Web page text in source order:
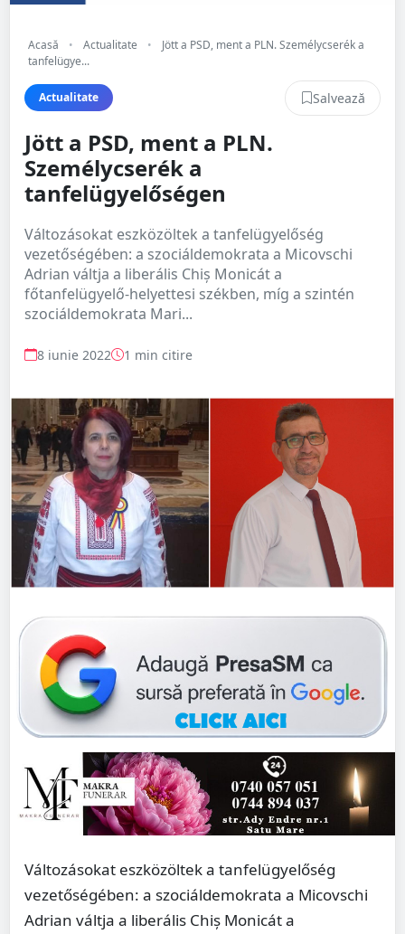
Acasă • Actualitate •
Jött a PSD, ment a PLN. Személycserék a
tanfelügye...
Actualitate Salvează
Jött a PSD, ment a PLN.
Személycserék a
tanfelügyelőségen
Változásokat eszközöltek a tanfelügyelőség
vezetőségében: a szociáldemokrata a Micovschi
Adrian váltja a liberális Chiș Monicát a
főtanfelügyelő-helyettesi székben, míg a szintén
szociáldemokrata Mari...
8 iunie 2022 1 min citire
Változásokat eszközöltek a tanfelügyelőség
vezetőségében: a szociáldemokrata a Micovschi
Adrian váltja a liberális Chiș Monicát a